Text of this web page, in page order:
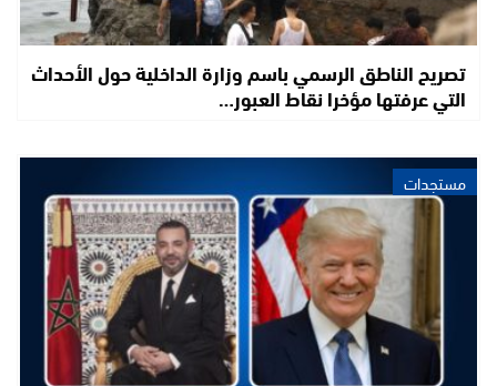
تصريح الناطق الرسمي باسم وزارة الداخلية حول الأحداث
التي عرفتها مؤخرا نقاط العبور…
مستجدات